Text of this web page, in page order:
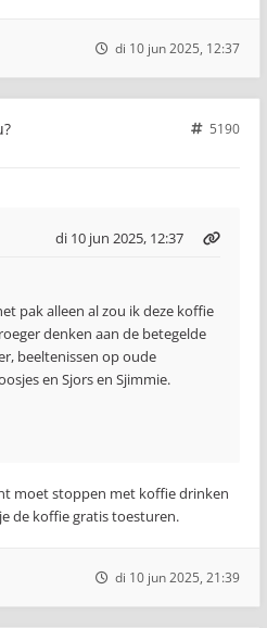
di 10 jun 2025, 12:37
5190
di 10 jun 2025, 12:37
pak alleen al zou ik deze koffie
denken aan de betegelde
beeltenissen op oude
en Sjors en Sjimmie.
moet stoppen met koffie drinken
de koffie gratis toesturen.
di 10 jun 2025, 21:39